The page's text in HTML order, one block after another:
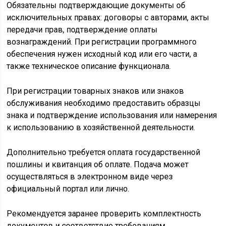
Обязательны подтверждающие документы об
исключительных правах: договоры с авторами, акты
передачи прав, подтверждение оплаты
вознаграждений. При регистрации программного
обеспечения нужен исходный код или его части, а
также техническое описание функционала.
При регистрации товарных знаков или знаков
обслуживания необходимо предоставить образцы
знака и подтверждение использования или намерения
к использованию в хозяйственной деятельности.
Дополнительно требуется оплата государственной
пошлины и квитанция об оплате. Подача может
осуществляться в электронном виде через
официальный портал или лично.
Рекомендуется заранее проверить комплектность